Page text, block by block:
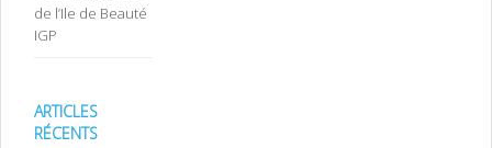
de l’Ile de Beauté
IGP
ARTICLES
RÉCENTS